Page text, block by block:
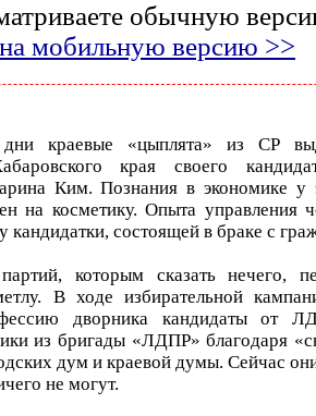
обычную
мобильную версию >>
краевые «цыплята» из СР
края своего
Ким. Познания в экономике у
на косметику. Опыта управления
кандидатки, состоящей в браке с
которым сказать нечего,
В ходе избирательной
дворника кандидаты от
из бригады «ЛДПР» благодаря
дум и краевой думы. Сейчас
не могут.